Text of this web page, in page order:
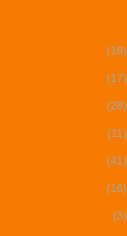
(18)
(17)
(28)
(11)
(41)
(16)
(3)